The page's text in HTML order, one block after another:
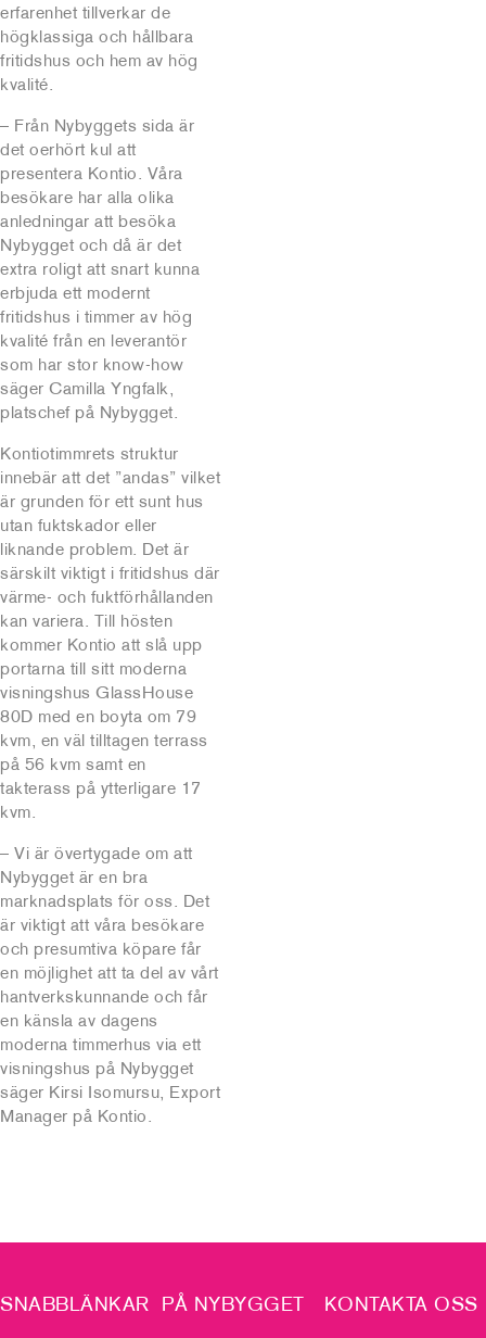
erfarenhet tillverkar de
högklassiga och hållbara
fritidshus och hem av hög
kvalité.
– Från Nybyggets sida är
det oerhört kul att
presentera Kontio. Våra
besökare har alla olika
anledningar att besöka
Nybygget och då är det
extra roligt att snart kunna
erbjuda ett modernt
fritidshus i timmer av hög
kvalité från en leverantör
som har stor know-how
säger Camilla Yngfalk,
platschef på Nybygget.
Kontiotimmrets struktur
innebär att det ”andas” vilket
är grunden för ett sunt hus
utan fuktskador eller
liknande problem. Det är
särskilt viktigt i fritidshus där
värme- och fuktförhållanden
kan variera. Till hösten
kommer Kontio att slå upp
portarna till sitt moderna
visningshus GlassHouse
80D med en boyta om 79
kvm, en väl tilltagen terrass
på 56 kvm samt en
takterass på ytterligare 17
kvm.
– Vi är övertygade om att
Nybygget är en bra
marknadsplats för oss. Det
är viktigt att våra besökare
och presumtiva köpare får
en möjlighet att ta del av vårt
hantverkskunnande och får
en känsla av dagens
moderna timmerhus via ett
visningshus på Nybygget
säger Kirsi Isomursu, Export
Manager på Kontio.
SNABBLÄNKAR PÅ NYBYGGET KONTAKTA OSS